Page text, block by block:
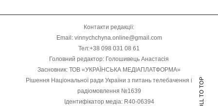
Контакти редакції:
Email: vinnychchyna.online@gmail.com
Тел:+38 098 031 08 61
Головний редактор: Голошивець Анастасія
Засновник: ТОВ «УКРАЇНСЬКА МЕДІАПЛАТФОРМА»
Рішення Національної ради України з питань телебачення і
радіомовлення №1639
Ідентифікатор медіа: R40-06394